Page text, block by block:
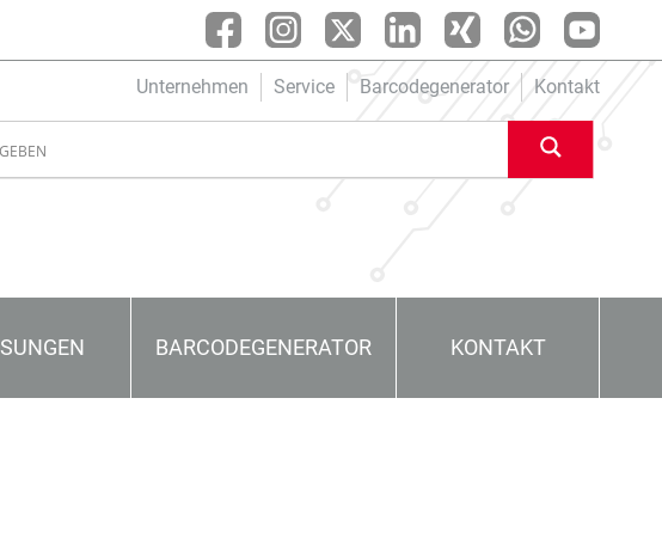
Unternehmen Service Barcodegenerator Kontakt
BARCODEGENERATOR KONTAKT